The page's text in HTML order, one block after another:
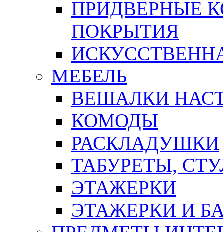
ПРИДВЕРНЫЕ
ПОКРЫТИЯ
МЕБЕЛЬ
ВЕШАЛКИ
КОМОДЫ
РАСКЛАДУШКИ
ТАБУРЕТЫ,
ЭТАЖЕРКИ
ЭТАЖЕРКИ И